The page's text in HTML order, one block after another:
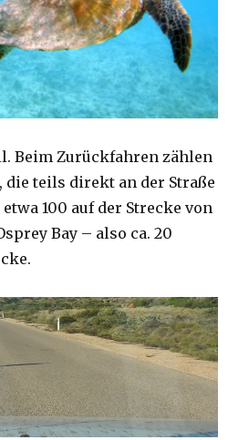
Beim Zurückfahren zählen
teils direkt an der Straße
100 auf der Strecke von
Bay – also ca. 20